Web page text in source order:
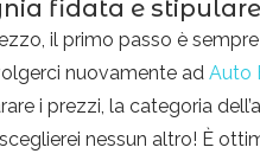
fidata e
il primo passo è
nuovamente adAuto
i prezzi, la categoria
nessun altro! È